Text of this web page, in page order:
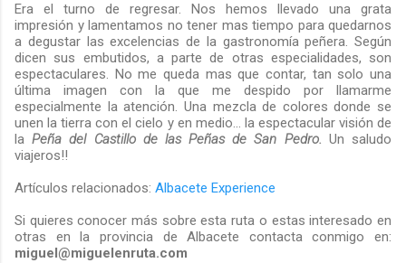
Era el turno de regresar. Nos hemos llevado una grata
impresión y lamentamos no tener mas tiempo para quedarnos
a degustar las excelencias de la gastronomía peñera. Según
dicen sus embutidos, a parte de otras especialidades, son
espectaculares. No me queda mas que contar, tan solo una
última imagen con la que me despido por llamarme
especialmente la atención. Una mezcla de colores donde se
unen la tierra con el cielo y en medio... la espectacular visión de
laPeña del Castillo de las Peñas de San Pedro. Un saludo
viajeros!!
Artículos relacionados: Albacete Experience
Si quieres conocer más sobre esta ruta o estas interesado en
otras en la provincia de Albacete contacta conmigo en:
miguel@miguelenruta.com